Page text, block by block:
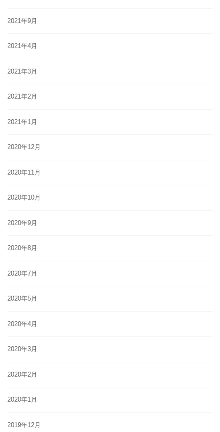
2021年9月
2021年4月
2021年3月
2021年2月
2021年1月
2020年12月
2020年11月
2020年10月
2020年9月
2020年8月
2020年7月
2020年5月
2020年4月
2020年3月
2020年2月
2020年1月
2019年12月